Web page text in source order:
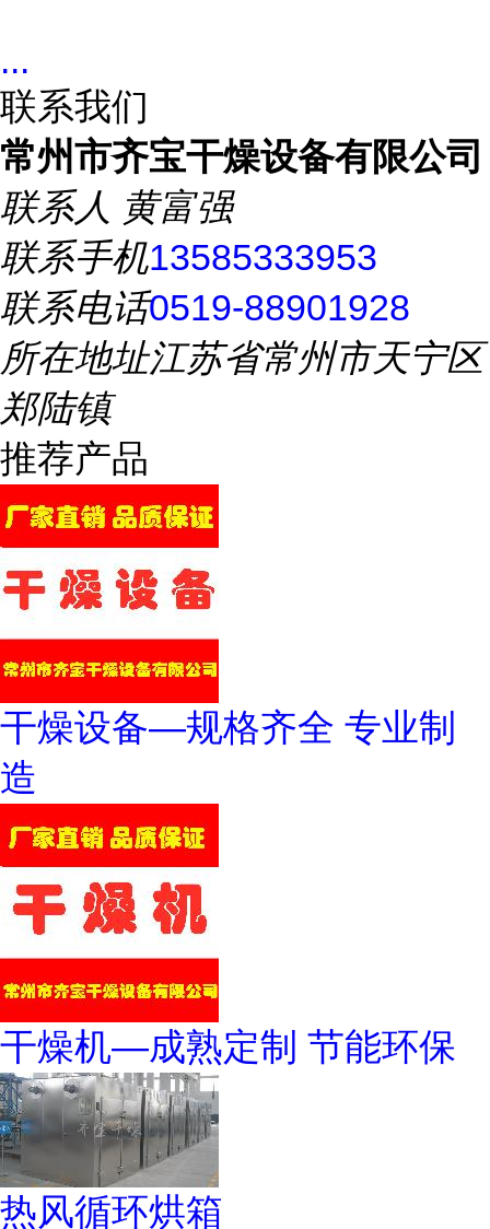
...
联系我们
常州市齐宝干燥设备有限公司
联系人 黄富强
联系手机13585333953
联系电话0519-88901928
所在地址江苏省常州市天宁区
郑陆镇
推荐产品
干燥设备—规格齐全 专业制
造
干燥机—成熟定制 节能环保
热风循环烘箱